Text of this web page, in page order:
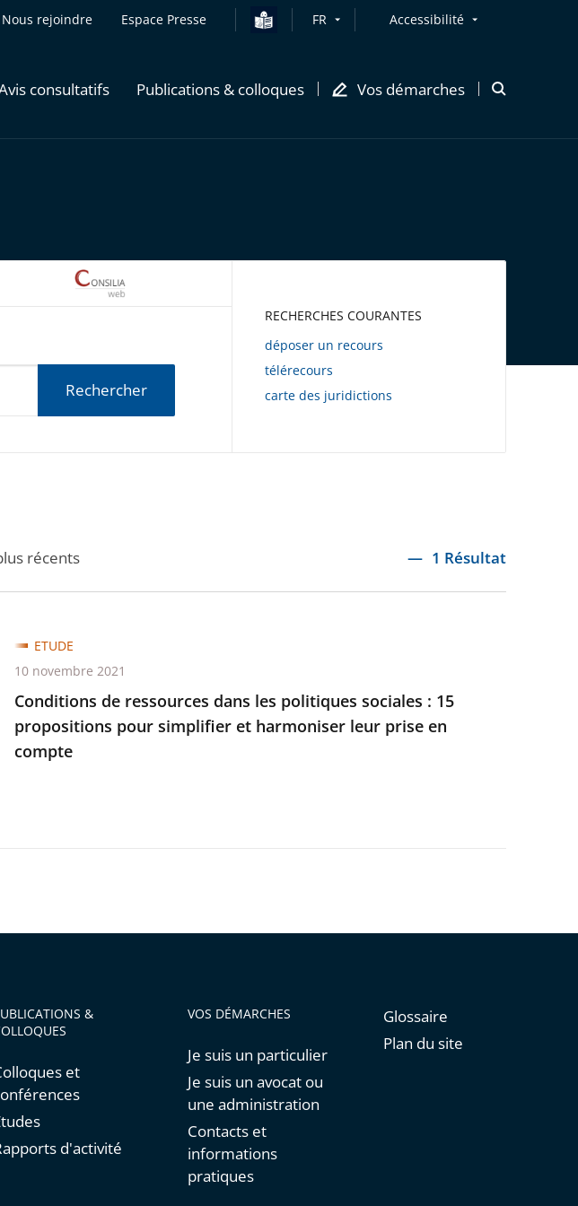
Nous rejoindre Espace Presse FR Accessibilité
consultatifs Publications & colloques Vos démarches
Ouvrir
Rechercher
RECHERCHES COURANTES
déposer un recours
télérecours
carte des juridictions
récents 1 Résultat
Conditions de ressources dans les politiques sociales : 15
propositions pour simplifier et harmoniser leur prise en
compte
ETUDE
10 novembre 2021
&
et
d'activité
VOS DÉMARCHES
Je suis un particulier
Je suis un avocat ou
une administration
Contacts et
informations
pratiques
Glossaire
Plan du site